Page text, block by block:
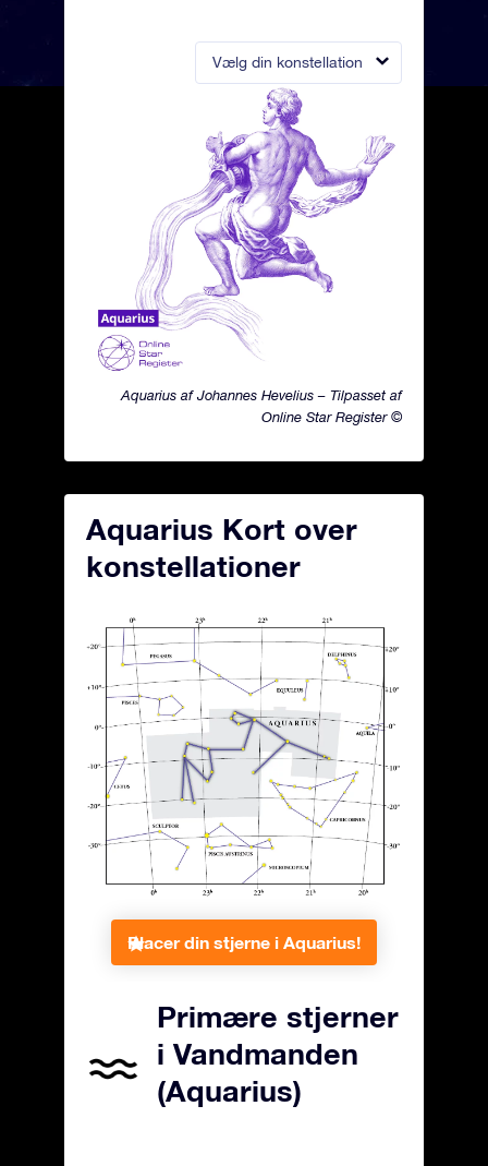
Vælg din konstellation
Aquarius af Johannes Hevelius – Tilpasset af
Online Star Register ©
Aquarius Kort over
konstellationer
Placer din stjerne i Aquarius!
Primære stjerner
i Vandmanden
(Aquarius)